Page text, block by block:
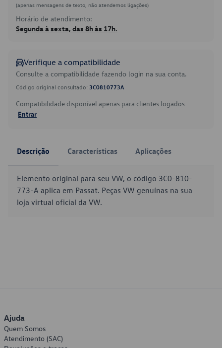
(apenas mensagens de texto, não atendemos ligações)
Horário de atendimento:
Segunda à sexta, das 8h às 17h.
Verifique a compatibilidade
Consulte a compatibilidade fazendo login na sua conta.
Código original consultado: 3C0810773A
Compatibilidade disponível apenas para clientes logados.
Entrar
Descrição Características Aplicações
Elemento original para seu VW, o código 3C0-810-
773-A aplica em Passat. Peças VW genuínas na sua
loja virtual oficial da VW.
Ajuda
Quem Somos
Atendimento (SAC)